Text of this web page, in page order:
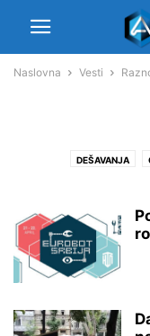
Naslovna Vesti
DEŠAVANJA
SENZORI SPACE